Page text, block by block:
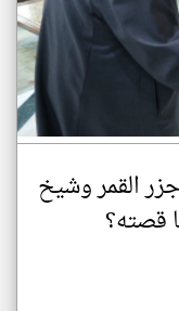
القمر وشيخ
قصته؟